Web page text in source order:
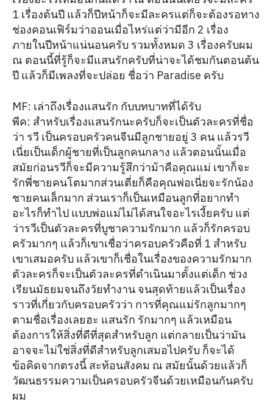
1 เรื่องต้นปี แล้วก็ปีหน้าก็จะมีละครแต่ก็จะต้องรอทาง
ช่องคอนเฟิร์มว่าออนเมื่อไหร่แต่ว่ามีอีก 2 เรื่อง
ภายในปีหน้าแน่นอนครับ รวมทั้งหมด 3 เรื่องครับผม
ณ ตอนนี้ที่รู้ก็จะมีแสนรักครับที่น่าจะได้ชมกันตอนต้น
ปี แล้วก็มีเพลงที่จะปล่อย ชื่อว่า Paradise ครับ
MF: เล่าถึงเรื่องแสนรัก กับบทบาทที่ได้รับ
พีค: สำหรับเรื่องแสนรักนะครับก็จะเป็นตัวละครที่ชื่อ
ว่า รวี เป็นครอบครัวคนจีนมีลูกชายอยู่ 3 คน แล้วรวี
เนี่ยเป็นเด็กผู้ชายที่เป็นลูกคนกลาง แล้วตอนนั้นเมื่อ
สมัยก่อนรวีก็จะมีความรู้สึกว่าม้าคือคุณแม่ เขาก็จะ
รักพี่ชายคนโตมากส่วนเตี่ยก็คือคุณพ่อเนี่ยจะรักน้อง
ชายคนเล็กมาก ส่วนเราก็เป็นเหมือนลูกที่อยากทำ
อะไรก็ทำไป แบบพ่อแม่ไม่ได้สนใจอะไรเงี้ยครับ แต่
ว่ารวีเป็นตัวละครที่บูชาความรักมาก แล้วก็รักครอบ
ครัวมากๆ แล้วก็เขาเชื่อว่าครอบครัวคือที่ 1 สำหรับ
เขาเสมอครับ แล้วเขาก็เชื่อในเรื่องของความรักมาก
ตัวละครก็จะเป็นตัวละครที่ดำเนินมาตั้งแต่เด็ก ช่วง
เรียนมัธยมจนถึงวัยทำงาน จนสุดท้ายแล้วเป็นเรื่อง
ราวที่เกี่ยวกับครอบครัวว่า การที่คุณแม่รักลูกมากๆ
ตามชื่อเรื่องเลยฮะ แสนรัก รักมากๆ แล้วเหมือน
ต้องการให้สิ่งที่ดีที่สุดสำหรับลูก แต่กลายเป็นว่ามัน
อาจจะไม่ใช่สิ่งที่ดีสำหรับลูกเสมอไปครับ ก็จะได้
ข้อคิดจากตรงนี้ สะท้อนสังคม ณ สมัยนั้นด้วยแล้วก็
วัฒนธรรมความเป็นครอบครัวจีนด้วยเหมือนกันครับ
ผม